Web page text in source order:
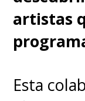
artistas
Esta